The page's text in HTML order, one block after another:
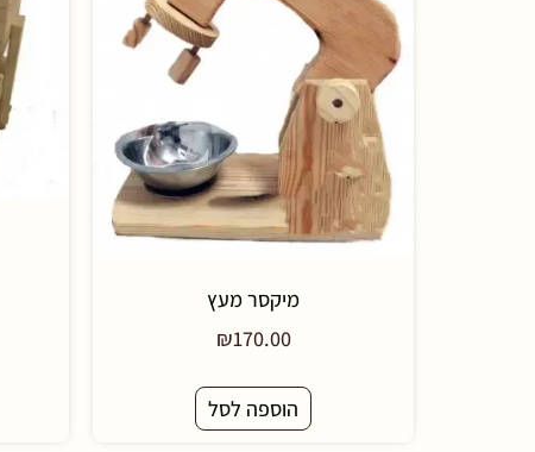
מיקסר מעץ
₪170.00
הוספה לסל